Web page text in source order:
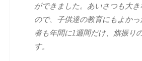
ができました。あいさつも大
ので、子供達の教育にもよか
者も年間に1週間だけ、旗振り
す。